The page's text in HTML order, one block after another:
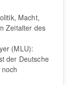
Macht,
Zeitalter des
(MLU):
der Deutsche